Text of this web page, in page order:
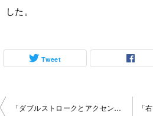
した。
Tweet
投
「ダブルストロークとアクセント移動」池袋教室2024-01-21-no0014-1044